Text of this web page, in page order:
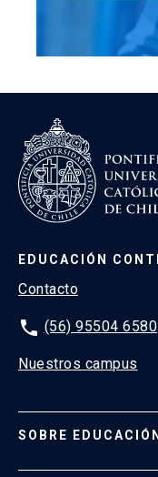
EDUCACIÓN
Contacto
phone (56) 95504 6580
Nuestros campus
SOBRE